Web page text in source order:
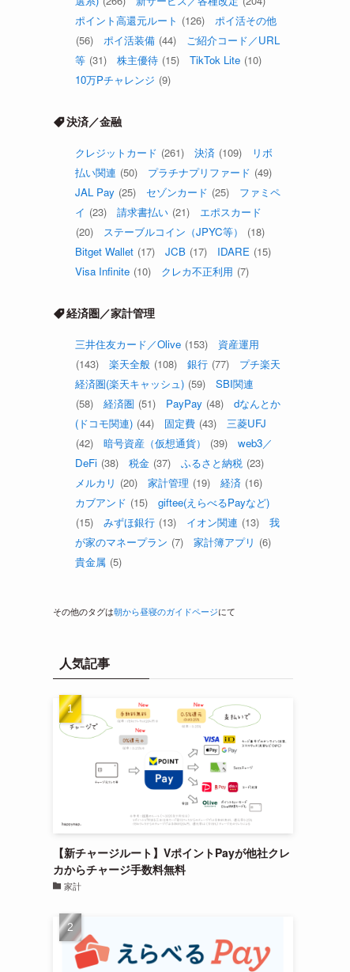
ポイント高還元ルート (126)
ポイ活その他
(56)
ポイ活装備 (44)
ご紹介コード／URL
等 (31) 株主優待 (15) TikTok Lite (10)
10万Pチャレンジ (9)
決済／金融
クレジットカード (261) 決済 (109)
リボ
払い関連 (50) プラチナプリファード (49)
JAL Pay (25) セゾンカード (25)
ファミペ
イ (23) 請求書払い (21)
エポスカード
(20)
ステーブルコイン（JPYC等）
(18)
Bitget Wallet (17) JCB (17) IDARE (15)
Visa Infinite (10) クレカ不正利用 (7)
経済圏／家計管理
三井住友カード／Olive (153)
資産運用
(143)
楽天全般 (108) 銀行 (77)
プチ楽天
経済圏(楽天キャッシュ) (59)
SBI関連
(58)
経済圏 (51) PayPay (48)
dなんとか
(ドコモ関連) (44) 固定費 (43)
三菱UFJ
(42)
暗号資産（仮想通貨） (39)
web3／
DeFi (38) 税金 (37) ふるさと納税 (23)
メルカリ (20) 家計管理 (19) 経済 (16)
カブアンド (15)
giftee(えらべるPayなど)
(15)
みずほ銀行 (13) イオン関連 (13)
我
が家のマネープラン (7) 家計簿アプリ (6)
貴金属 (5)
その他のタグは朝から昼寝のガイドページにて
人気記事
【新チャージルート】VポイントPayが他社クレ
カからチャージ手数料無料
家計